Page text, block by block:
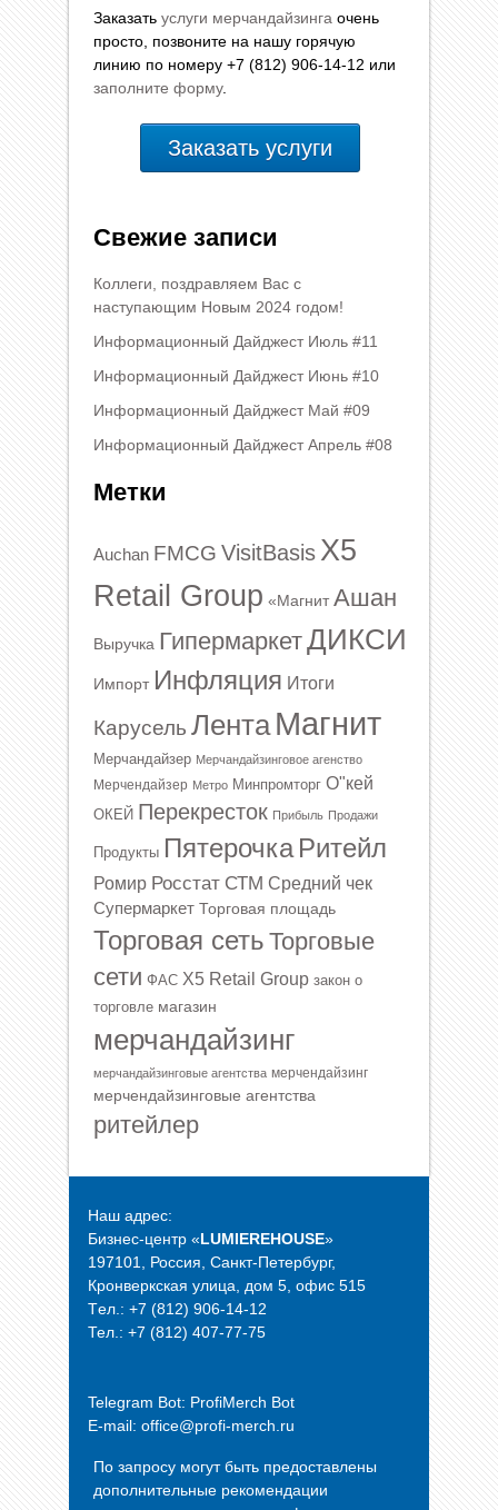
Заказать услуги мерчандайзинга очень
просто, позвоните на нашу горячую
линию по номеру +7 (812) 906-14-12 или
заполните форму.
Заказать услуги
Свежие записи
Коллеги, поздравляем Вас с
наступающим Новым 2024 годом!
Информационный Дайджест Июль #11
Информационный Дайджест Июнь #10
Информационный Дайджест Май #09
Информационный Дайджест Апрель #08
Метки
Auchan FMCG VisitBasis X5
Retail Group «Магнит Ашан
Выручка Гипермаркет ДИКСИ
Импорт Инфляция Итоги
Карусель Лента Магнит
Мерчандайзер Мерчандайзинговое агенство
Мерчендайзер Метро Минпромторг О"кей
ОКЕЙ Перекресток Прибыль Продажи
Продукты Пятерочка Ритейл
Ромир Росстат СТМ Средний чек
Супермаркет Торговая площадь
Торговая сеть Торговые
сети ФАС Х5 Retail Group закон о
торговле магазин
мерчандайзинг
мерчандайзинговые агентства мерчендайзинг
мерчендайзинговые агентства
ритейлер
Наш адрес:
Бизнес-центр «LUMIEREHOUSE»
197101, Россия, Санкт-Петербург,
Кронверкская улица, дом 5, офис 515
Tел.: +7 (812) 906-14-12
Тел.: +7 (812) 407-77-75
Telegram Bot: ProfiMerch Bot
E-mail: office@profi-merch.ru
По запросу могут быть предоставлены
дополнительные рекомендации